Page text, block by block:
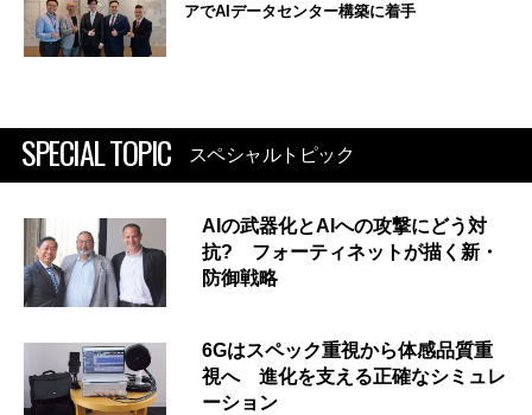
アでAIデータセンター構築に着手
SPECIAL TOPIC スペシャルトピック
AIの武器化とAIへの攻撃にどう対
抗? フォーティネットが描く新・
防御戦略
6Gはスペック重視から体感品質重
視へ 進化を支える正確なシミュレ
ーション